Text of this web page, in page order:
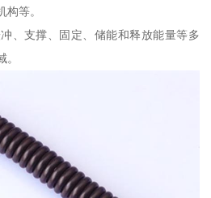
等。
、支撑、固定、储能和释放能量等多